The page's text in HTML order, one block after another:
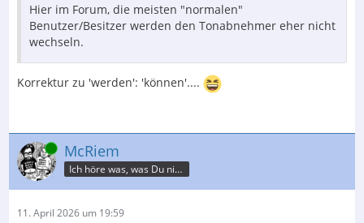
Hier im Forum, die meisten "normalen"
Benutzer/Besitzer werden den Tonabnehmer eher nicht
wechseln.
Korrektur zu 'werden': 'können'....
Online McRiem
Ich höre was, was Du nicht misst.
11. April 2026 um 19:59